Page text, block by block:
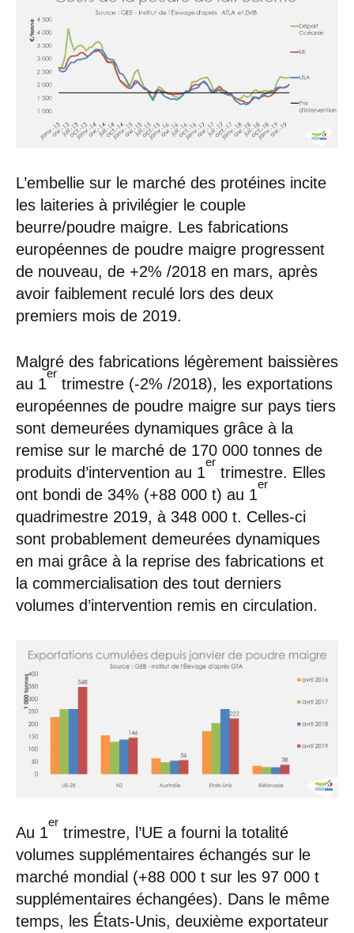
L’embellie sur le marché des protéines incite
les laiteries à privilégier le couple
beurre/poudre maigre. Les fabrications
européennes de poudre maigre progressent
de nouveau, de +2% /2018 en mars, après
avoir faiblement reculé lors des deux
premiers mois de 2019.
Malgré des fabrications légèrement baissières
au 1
er
trimestre (-2% /2018), les exportations
européennes de poudre maigre sur pays tiers
sont demeurées dynamiques grâce à la
remise sur le marché de 170 000 tonnes de
produits d’intervention au 1
er
trimestre. Elles
ont bondi de 34% (+88 000 t) au 1
er
quadrimestre 2019, à 348 000 t. Celles-ci
sont probablement demeurées dynamiques
en mai grâce à la reprise des fabrications et
la commercialisation des tout derniers
volumes d’intervention remis en circulation.
Au 1
er
trimestre, l’UE a fourni la totalité
volumes supplémentaires échangés sur le
marché mondial (+88 000 t sur les 97 000 t
supplémentaires échangées). Dans le même
temps, les États-Unis, deuxième exportateur